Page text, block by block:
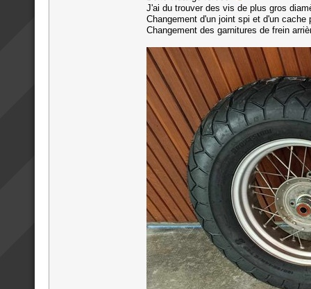
J'ai du trouver des vis de plus gros
Changement d'un joint spi et d'un
Changement des garnitures de frein